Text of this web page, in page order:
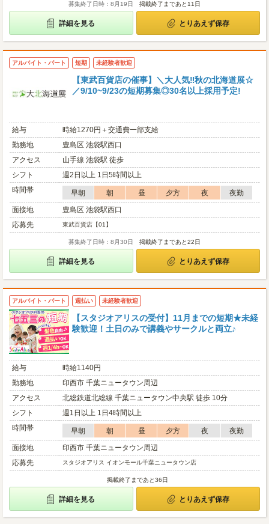
募集終了日時：8月19日 掲載終了まであと11日
詳細を見る とりあえず保存
アルバイト・パート 短期 未経験者歓迎
【東武百貨店の催事】＼大人気‼秋の北海道展☆
／9/10~9/23の短期募集◎30名以上採用予定!
給与
時給1270円＋交通費一部支給
勤務地
豊島区 池袋駅西口
アクセス
山手線 池袋駅 徒歩
シフト
週2日以上 1日5時間以上
時間帯
早朝 朝 昼 夕方 夜
夜勤
面接地
豊島区 池袋駅西口
応募先
東武百貨店【01】
募集終了日時：8月30日 掲載終了まであと22日
詳細を見る とりあえず保存
アルバイト・パート 週払い 未経験者歓迎
【スタジオアリスの受付】11月までの短期★未経
験歓迎！土日のみで講義やサークルと両立♪
給与
時給1140円
勤務地
印西市 千葉ニュータウン周辺
アクセス
北総鉄道北総線 千葉ニュータウン中央駅 徒歩 10分
シフト
週1日以上 1日4時間以上
時間帯
早朝 朝 昼 夕方 夜
夜勤
面接地
印西市 千葉ニュータウン周辺
応募先
スタジオアリス イオンモール千葉ニュータウン店
掲載終了まであと36日
詳細を見る とりあえず保存